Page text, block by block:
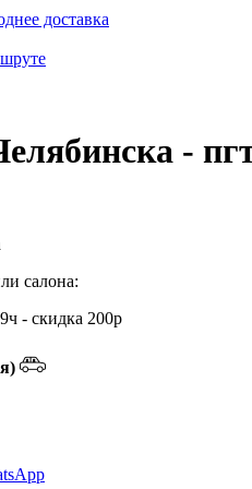
доставка
-
салона:
- скидка 200р